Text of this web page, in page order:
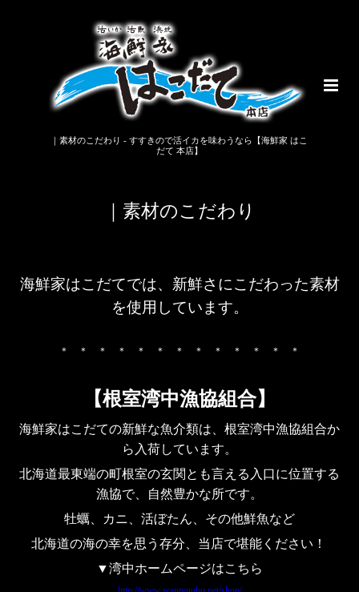
｜素材のこだわり - すすきので活イカを味わうなら【海鮮家 はこ
だて 本店】
｜素材のこだわり
海鮮家はこだてでは、新鮮さにこだわった素材
を使用しています。
＊ ＊ ＊ ＊ ＊ ＊ ＊ ＊ ＊ ＊ ＊ ＊ ＊
【根室湾中漁協組合】
海鮮家はこだての新鮮な魚介類は、根室湾中漁協組合か
ら入荷しています。
北海道最東端の町根室の玄関とも言える入口に位置する
漁協で、自然豊かな所です。
牡蠣、カニ、活ぼたん、その他鮮魚など
北海道の海の幸を思う存分、当店で堪能ください！
▼湾中ホームページはこちら